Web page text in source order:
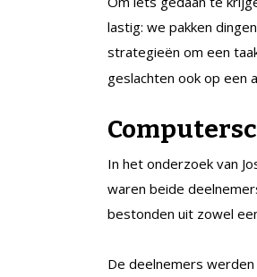
lastig: we pakken
strategieën om een
geslachten ook op een
In het onderzoek van
waren beide
bestonden uit zowel
De deelnemers